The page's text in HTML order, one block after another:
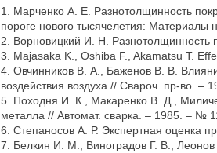
1. Марченко А. Е. Разнотолщинность
пороге нового тысячелетия:
2. Ворновицкий И. Н. Разнотолщинность
3. Majasaka K., Oshiba F., Akamatsu T.
4. Овчинников В. А., Баженов В. В.
воздействия воздуха // Свароч. пр-во. –
5. Походня И. К., Макаренко В. Д.,
металла // Автомат. сварка. – 1985. – №
6. Cтепаносов А. Р. Экспертная оценка
7. Белкин И. М., Виноградов Г. В.,